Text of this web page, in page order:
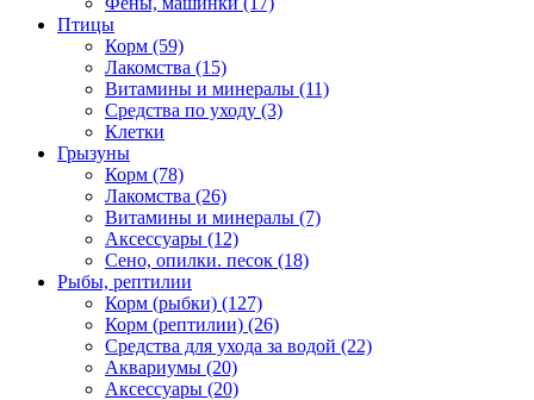
Птицы
Корм (59)
Лакомства (15)
Витамины и минералы (11)
Средства по уходу (3)
Клетки
Грызуны
Корм (78)
Лакомства (26)
Витамины и минералы (7)
Аксессуары (12)
Сено, опилки. песок (18)
Рыбы, рептилии
Корм (рыбки) (127)
Корм (рептилии) (26)
Средства для ухода за водой (22)
Аквариумы (20)
Аксессуары (20)